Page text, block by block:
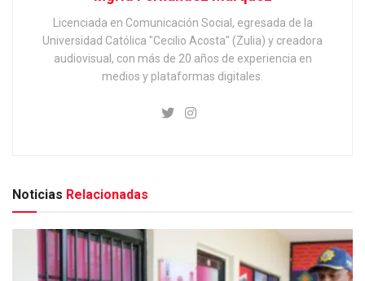
Licenciada en Comunicación Social, egresada de la
Universidad Católica "Cecilio Acosta" (Zulia) y creadora
audiovisual, con más de 20 años de experiencia en
medios y plataformas digitales.
Noticias Relacionadas